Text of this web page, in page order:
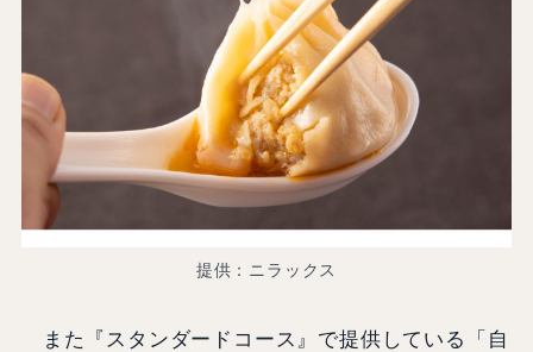
提供：ニラックス
また『スタンダードコース』で提供している「自